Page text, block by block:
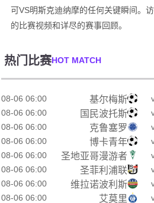
可VS明斯克迪纳摩的任何关键瞬间。
的比赛视频和详尽的赛事回顾。
热门比赛HOT MATCH
08-06 06:00 基尔梅斯
08-06 06:00 国民波托斯
08-06 06:00 克鲁塞罗
08-06 06:00 博卡青年
08-06 06:00 圣地亚哥漫游者
08-06 06:00 圣菲利浦联
08-06 06:00 维拉诺波利斯
08-06 06:00 艾莫里